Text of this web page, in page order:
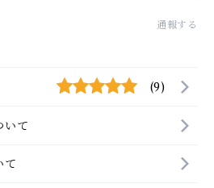
通報する
(9)
いて
て